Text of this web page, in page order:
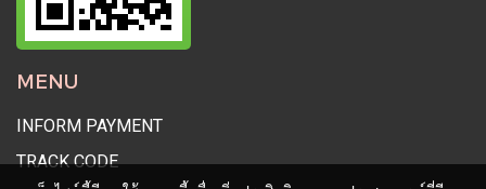
MENU
INFORM PAYMENT
TRACK CODE